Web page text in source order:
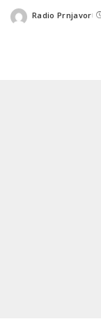
Posted
Radio Prnjavor